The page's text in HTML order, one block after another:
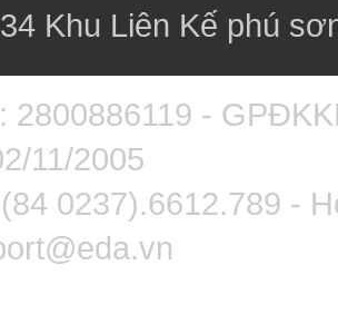
Khu Liên Kế phú
2800886119 -
11/2005
0237).6612.789 -